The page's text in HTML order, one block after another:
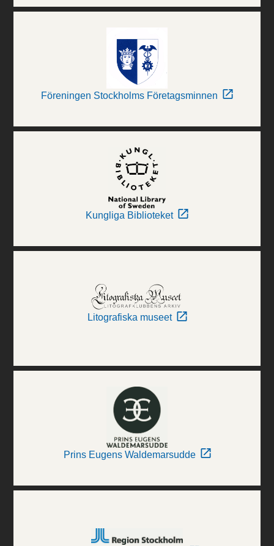
Föreningen Stockholms Företagsminnen
Kungliga Biblioteket
Litografiska museet
Prins Eugens Waldemarsudde